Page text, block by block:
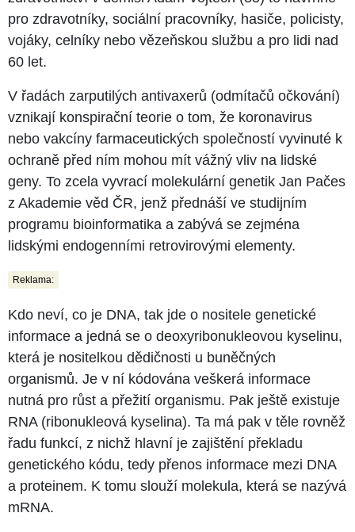
pro zdravotníky, sociální pracovníky, hasiče, policisty,
vojáky, celníky nebo vězeňskou službu a pro lidi nad
60 let.
V řadách zarputilých antivaxerů (odmítačů očkování)
vznikají konspirační teorie o tom, že koronavirus
nebo vakcíny farmaceutických společností vyvinuté k
ochraně před ním mohou mít vážný vliv na lidské
geny. To zcela vyvrací molekulární genetik Jan Pačes
z Akademie věd ČR, jenž přednáší ve studijním
programu bioinformatika a zabývá se zejména
lidskými endogenními retrovirovými elementy.
Reklama:
Kdo neví, co je DNA, tak jde o nositele genetické
informace a jedná se o deoxyribonukleovou kyselinu,
která je nositelkou dědičnosti u buněčných
organismů. Je v ní kódována veškerá informace
nutná pro růst a přežití organismu. Pak ještě existuje
RNA (ribonukleová kyselina). Ta má pak v těle rovněž
řadu funkcí, z nichž hlavní je zajištění překladu
genetického kódu, tedy přenos informace mezi DNA
a proteinem. K tomu slouží molekula, která se nazývá
mRNA.